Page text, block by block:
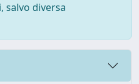
diversa